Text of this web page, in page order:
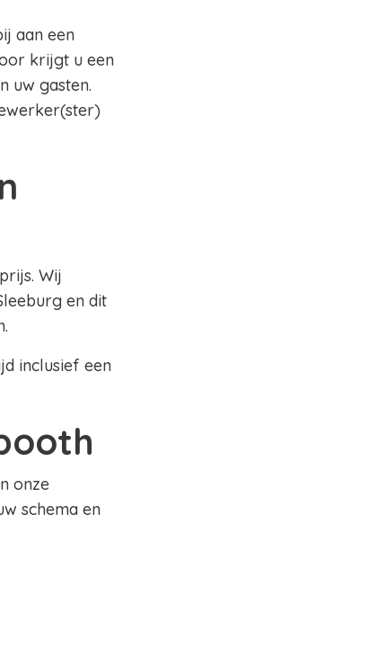
aan een
krijgt u een
uw gasten.
Wij
en dit
inclusief een
onze
schema en